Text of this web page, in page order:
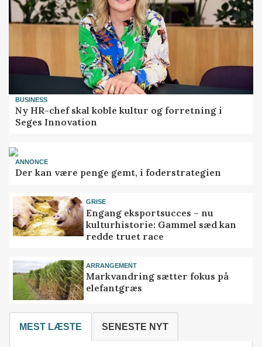
BUSINESS
Ny HR-chef skal koble kultur og forretning i
Seges Innovation
ANNONCE
Der kan være penge gemt, i foderstrategien
GRISE
Engang eksportsucces – nu
kulturhistorie: Gammel sæd kan
redde truet race
ARRANGEMENT
Markvandring sætter fokus på
elefantgræs
MEST LÆSTE SENESTE NYT